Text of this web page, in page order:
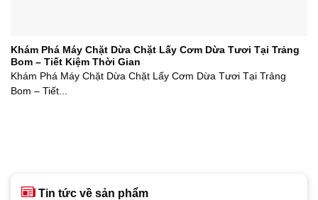
Khám Phá Máy Chặt Dừa Chặt Lấy Cơm Dừa Tươi Tại Trảng
Bom – Tiết Kiệm Thời Gian
Khám Phá Máy Chặt Dừa Chặt Lấy Cơm Dừa Tươi Tại Trảng
Bom – Tiết...
Tin tức về sản phẩm